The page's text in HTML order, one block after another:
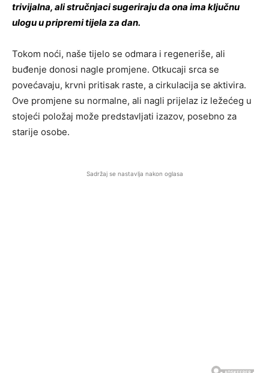
trivijalna, ali stručnjaci sugeriraju da ona ima ključnu
ulogu u pripremi tijela za dan.
Tokom noći, naše tijelo se odmara i regeneriše, ali
buđenje donosi nagle promjene. Otkucaji srca se
povećavaju, krvni pritisak raste, a cirkulacija se aktivira.
Ove promjene su normalne, ali nagli prijelaz iz ležećeg u
stojeći položaj može predstavljati izazov, posebno za
starije osobe.
Sadržaj se nastavlja nakon oglasa